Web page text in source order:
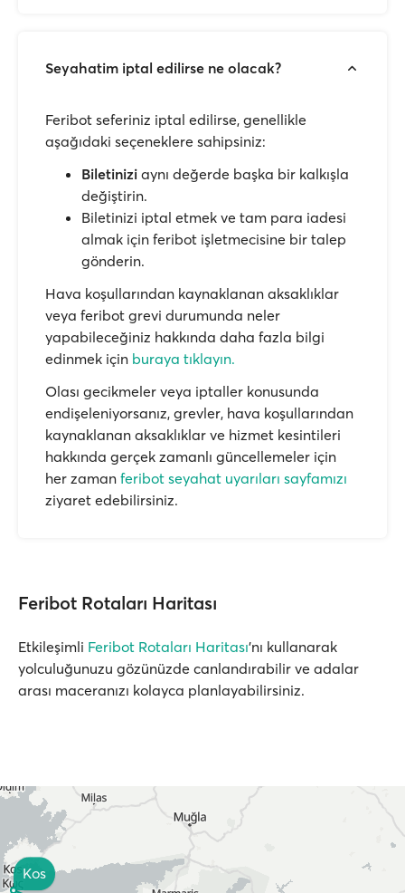
Seyahatim iptal edilirse ne olacak?
Feribot seferiniz iptal edilirse, genellikle
aşağıdaki seçeneklere sahipsiniz:
Biletinizi aynı değerde başka bir kalkışla
değiştirin.
Biletinizi iptal etmek ve tam para iadesi
almak için feribot işletmecisine bir talep
gönderin.
Hava koşullarından kaynaklanan aksaklıklar
veya feribot grevi durumunda neler
yapabileceğiniz hakkında daha fazla bilgi
edinmek için buraya tıklayın.
Olası gecikmeler veya iptaller konusunda
endişeleniyorsanız, grevler, hava koşullarından
kaynaklanan aksaklıklar ve hizmet kesintileri
hakkında gerçek zamanlı güncellemeler için
her zaman feribot seyahat uyarıları sayfamızı
ziyaret edebilirsiniz.
Feribot Rotaları Haritası
Etkileşimli Feribot Rotaları Haritası'nı kullanarak
yolculuğunuzu gözünüzde canlandırabilir ve adalar
arası maceranızı kolayca planlayabilirsiniz.
Kos